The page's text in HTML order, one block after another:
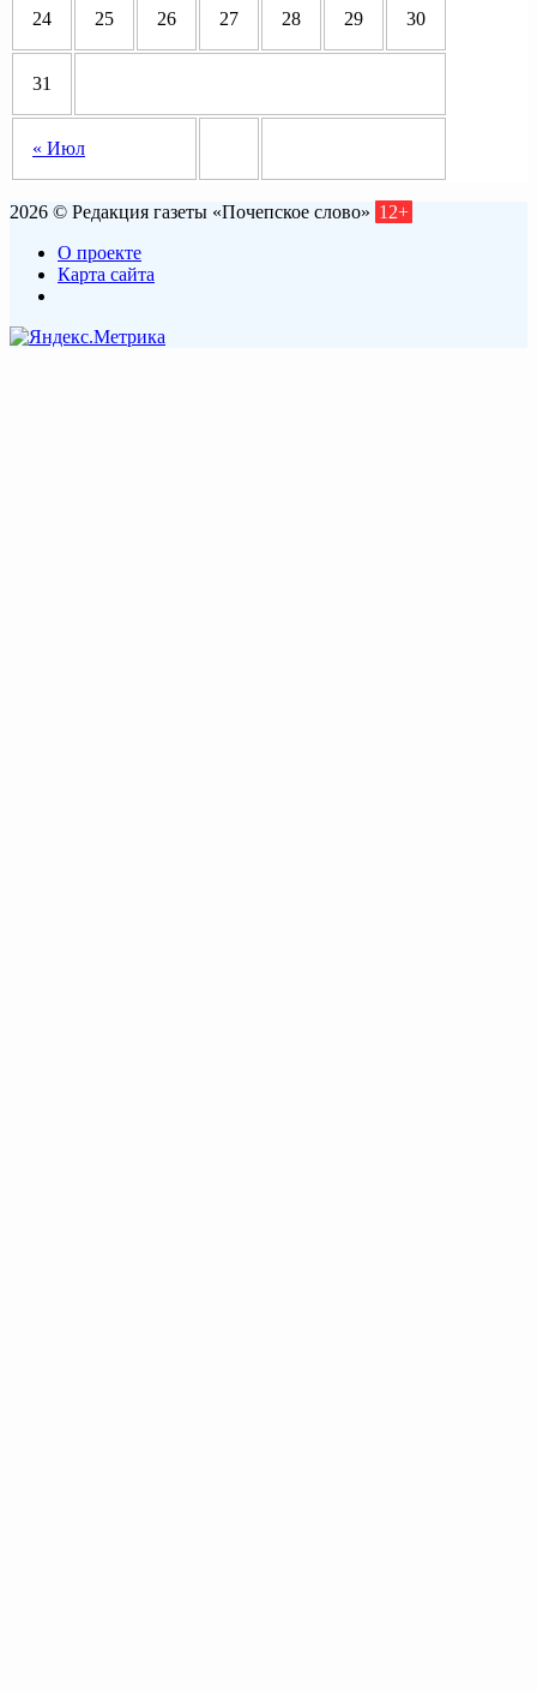
« Июл
24 25 26 27 28 29 30
31
2026 © Редакция газеты «Почепское слово» 12+
О проекте
Карта сайта